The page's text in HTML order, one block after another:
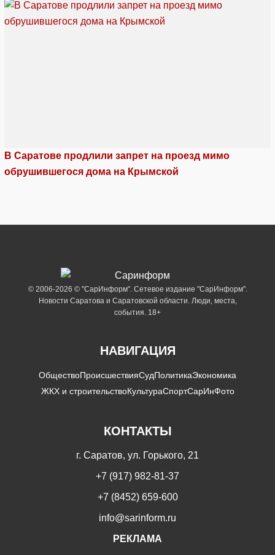
В Саратове продлили запрет на проезд мимо
обрушившегося дома на Крымской
© 2006-2026 © "СарИнформ". Сетевое издание "СарИнформ".
Новости Саратова и Саратовской области. Люди, места,
события. 18+
НАВИГАЦИЯ
ОбществоПроисшествияСудПолитикаЭкономика
ЖКХ и строительствоКультураСпортСарИнФото
КОНТАКТЫ
г. Саратов, ул. Горького, 21
+7 (917) 982-81-37
+7 (8452) 659-600
info@sarinform.ru
РЕКЛАМА